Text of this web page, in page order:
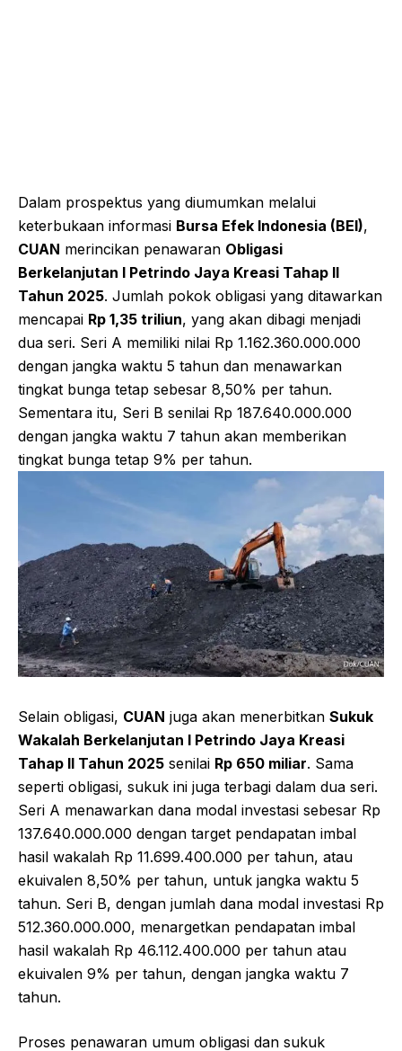
Dalam prospektus yang diumumkan melalui
keterbukaan informasi Bursa Efek Indonesia (BEI),
CUAN merincikan penawaran Obligasi
Berkelanjutan I Petrindo Jaya Kreasi Tahap II
Tahun 2025. Jumlah pokok obligasi yang ditawarkan
mencapai Rp 1,35 triliun, yang akan dibagi menjadi
dua seri. Seri A memiliki nilai Rp 1.162.360.000.000
dengan jangka waktu 5 tahun dan menawarkan
tingkat bunga tetap sebesar 8,50% per tahun.
Sementara itu, Seri B senilai Rp 187.640.000.000
dengan jangka waktu 7 tahun akan memberikan
tingkat bunga tetap 9% per tahun.
Selain obligasi, CUAN juga akan menerbitkan Sukuk
Wakalah Berkelanjutan I Petrindo Jaya Kreasi
Tahap II Tahun 2025 senilai Rp 650 miliar. Sama
seperti obligasi, sukuk ini juga terbagi dalam dua seri.
Seri A menawarkan dana modal investasi sebesar Rp
137.640.000.000 dengan target pendapatan imbal
hasil wakalah Rp 11.699.400.000 per tahun, atau
ekuivalen 8,50% per tahun, untuk jangka waktu 5
tahun. Seri B, dengan jumlah dana modal investasi Rp
512.360.000.000, menargetkan pendapatan imbal
hasil wakalah Rp 46.112.400.000 per tahun atau
ekuivalen 9% per tahun, dengan jangka waktu 7
tahun.
Proses penawaran umum obligasi dan sukuk